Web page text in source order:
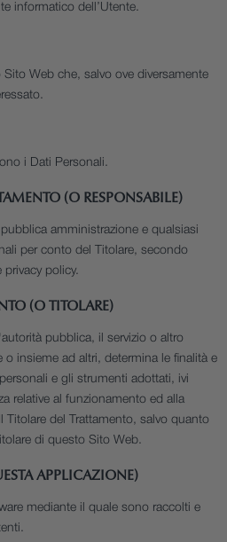
informatico dell’Utente.
Web che, salvo ove diversamente
i Dati Personali.
(O RESPONSABILE)
amministrazione e qualsiasi
per conto del Titolare, secondo
policy.
(O TITOLARE)
pubblica, il servizio o altro
insieme ad altri, determina le finalità e
e gli strumenti adottati, ivi
relative al funzionamento ed alla
del Trattamento, salvo quanto
di questo Sito Web.
APPLICAZIONE)
mediante il quale sono raccolti e